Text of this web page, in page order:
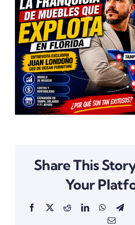
Share This
Your
Facebook
X RedditLinkedIn
Email